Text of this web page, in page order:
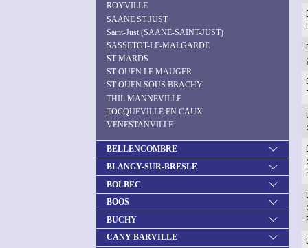
ROYVILLE
SAANE ST JUST
Saint-Just (SAANE-SAINT-JUST)
SASSETOT-LE-MALGARDE
ST MARDS
ST OUEN LE MAUGER
ST OUEN SOUS BRACHY
THIL MANNEVILLE
TOCQUEVILLE EN CAUX
VENESTANVILLE
BELLENCOMBRE
BLANGY-SUR-BRESLE
BOLBEC
BOOS
BUCHY
CANY-BARVILLE